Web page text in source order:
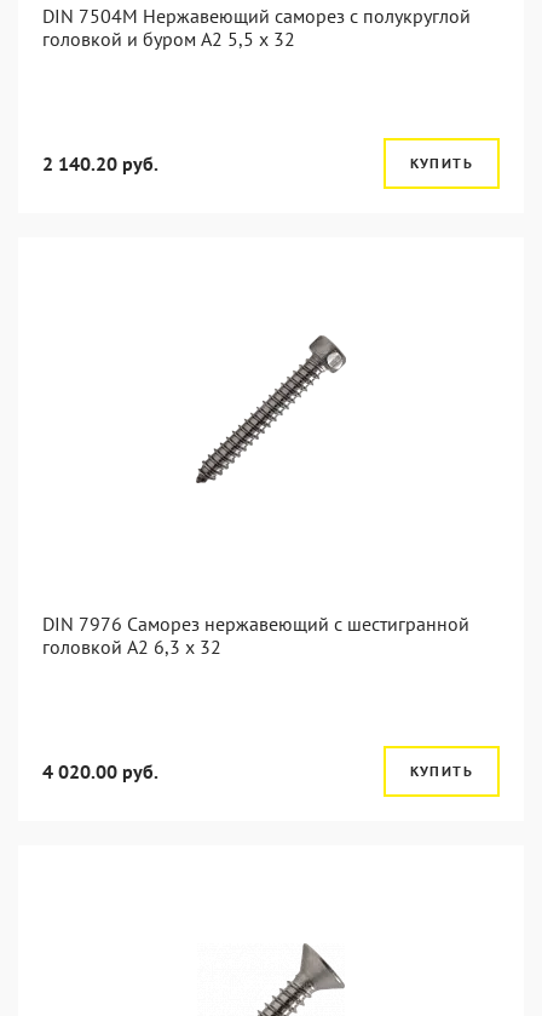
DIN 7504M Нержавеющий саморез с полукруглой
головкой и буром А2 5,5 x 32
2 140.20 руб. КУПИТЬ
DIN 7976 Саморез нержавеющий с шестигранной
головкой А2 6,3 x 32
4 020.00 руб. КУПИТЬ